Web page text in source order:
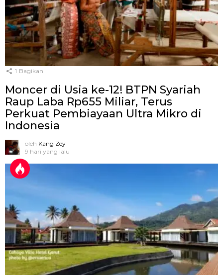
1 Bagikan
Moncer di Usia ke-12! BTPN Syariah
Raup Laba Rp655 Miliar, Terus
Perkuat Pembiayaan Ultra Mikro di
Indonesia
oleh Kang Zey
9 hari yang lalu